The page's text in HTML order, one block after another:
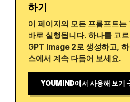
하기
이 페이지의 모든 프롬프트
바로 실행됩니다. 하나를 고
GPT Image 2로 생성하고,
스에서 계속 다듬어 보세요.
YOUMIND에서 사용해 보기